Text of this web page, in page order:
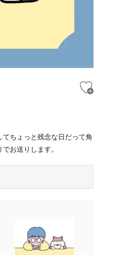
ちょっと残念な日だって角
お送りします。